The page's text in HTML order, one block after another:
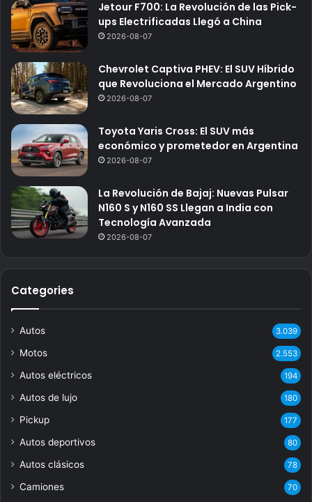
Jetour F700: La Revolución de las Pick-
ups Electrificadas Llegó a China
2026-08-07
Chevrolet Captiva PHEV: El SUV Híbrido
que Revoluciona el Mercado Argentino
2026-08-07
Toyota Yaris Cross: El SUV más
económico y prometedor en Argentina
2026-08-07
La Revolución de Bajaj: Nuevas Pulsar
N160 S y N160 SS Llegan a India con
Tecnología Avanzada
2026-08-07
Categories
Autos 3.039
Motos 2.553
Autos eléctricos 194
Autos de lujo 180
Pickup 177
Autos deportivos 80
Autos clásicos 78
Camiones 70